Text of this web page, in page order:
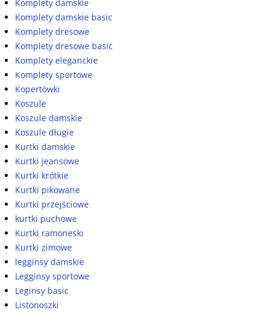
Komplety damskie
Komplety damskie basic
Komplety dresowe
Komplety dresowe basic
Komplety eleganckie
Komplety sportowe
Kopertówki
Koszule
Koszule damskie
Koszule długie
Kurtki damskie
Kurtki jeansowe
Kurtki krótkie
Kurtki pikowane
Kurtki przejściowe
kurtki puchowe
Kurtki ramoneski
Kurtki zimowe
legginsy damskie
Legginsy sportowe
Leginsy basic
Listonoszki